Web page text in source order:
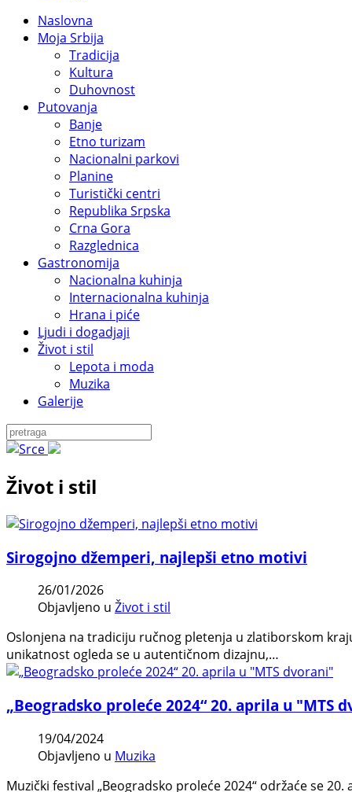
Naslovna
Moja Srbija
Tradicija
Kultura
Duhovnost
Putovanja
Banje
Etno turizam
Nacionalni parkovi
Planine
Turistički centri
Republika Srpska
Crna Gora
Razglednica
Gastronomija
Nacionalna kuhinja
Internacionalna kuhinja
Hrana i piće
Ljudi i dogadjaji
Život i stil
Lepota i moda
Muzika
Galerije
Život i stil
Sirogojno džemperi, najlepši etno motivi
26/01/2026
Objavljeno u Život i stil
Oslonjena na tradiciju ručnog pletenja u zlatiborskom
unikatnost ogleda se u autentičnom dizajnu,…
„Beogradsko proleće 2024“ 20. aprila u "MTS
19/04/2024
Objavljeno u Muzika
Muzički festival „Beogradsko proleće 2024“ održaće se